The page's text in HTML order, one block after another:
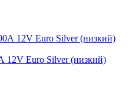
12V Euro Silver (низкий)